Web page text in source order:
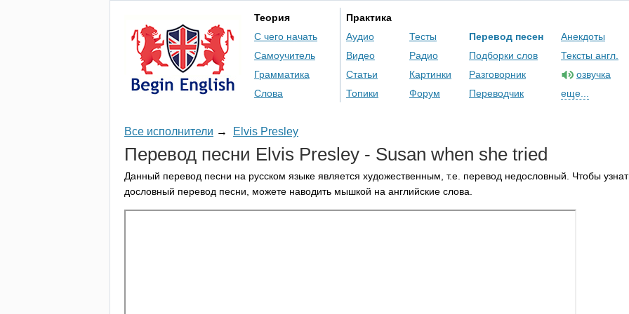
Теория
С чего начать
Самоучитель
Грамматика
Слова
Практика
Аудио
Видео
Статьи
Топики
Тесты
Радио
Картинки
Форум
Перевод песен
Подборки слов
Разговорник
Переводчик
Анекдоты
Тексты англ.
озвучка
еще...
Все исполнители → Elvis Presley
Перевод песни Elvis Presley - Susan when she tried
Данный перевод песни на русском языке является художественным, т.е. перевод недословный. Чтобы
дословный перевод песни, можете наводить мышкой на английские слова.